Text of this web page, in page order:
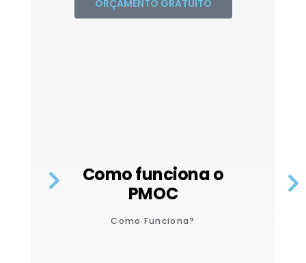
ORÇAMENTO GRATUITO
Como funciona o
PMOC
Como Funciona?